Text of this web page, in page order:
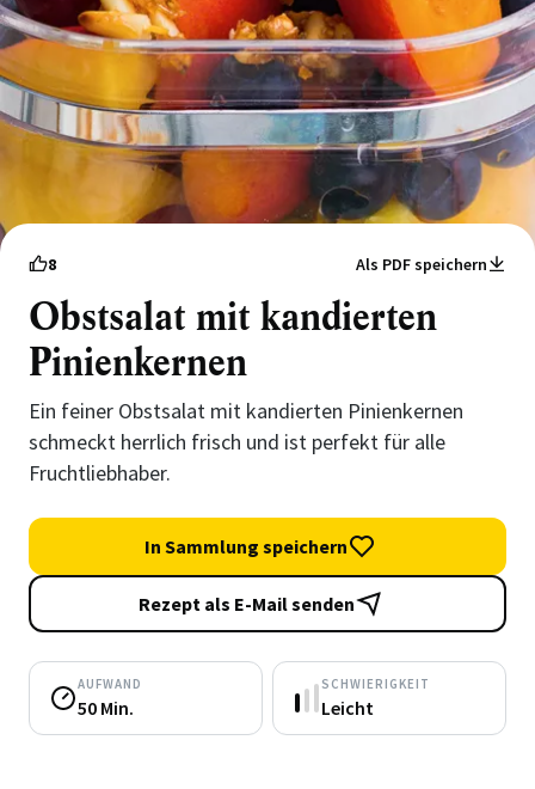
8 Als PDF speichern
Obstsalat mit kandierten
Pinienkernen
Ein feiner Obstsalat mit kandierten Pinienkernen
schmeckt herrlich frisch und ist perfekt für alle
Fruchtliebhaber.
In Sammlung speichern
Rezept als E-Mail senden
AUFWAND
50 Min.
SCHWIERIGKEIT
Leicht